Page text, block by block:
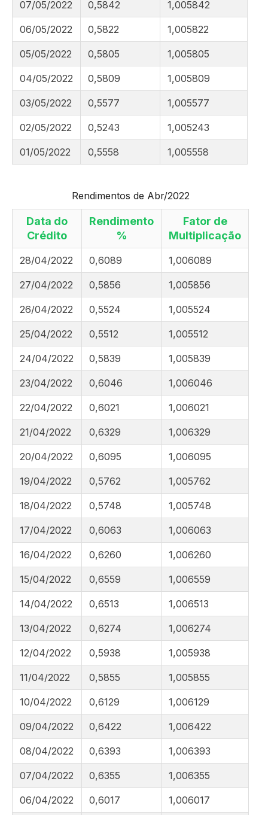
07/05/2022 0,5842 1,005842
06/05/2022 0,5822 1,005822
05/05/2022 0,5805 1,005805
04/05/2022 0,5809 1,005809
03/05/2022 0,5577 1,005577
02/05/2022 0,5243 1,005243
01/05/2022 0,5558 1,005558
Rendimentos de Abr/2022
Data do
Crédito
Rendimento
%
Fator de
Multiplicação
28/04/2022 0,6089 1,006089
27/04/2022 0,5856 1,005856
26/04/2022 0,5524 1,005524
25/04/2022 0,5512 1,005512
24/04/2022 0,5839 1,005839
23/04/2022 0,6046 1,006046
22/04/2022 0,6021 1,006021
21/04/2022 0,6329 1,006329
20/04/2022 0,6095 1,006095
19/04/2022 0,5762 1,005762
18/04/2022 0,5748 1,005748
17/04/2022 0,6063 1,006063
16/04/2022 0,6260 1,006260
15/04/2022 0,6559 1,006559
14/04/2022 0,6513 1,006513
13/04/2022 0,6274 1,006274
12/04/2022 0,5938 1,005938
11/04/2022 0,5855 1,005855
10/04/2022 0,6129 1,006129
09/04/2022 0,6422 1,006422
08/04/2022 0,6393 1,006393
07/04/2022 0,6355 1,006355
06/04/2022 0,6017 1,006017